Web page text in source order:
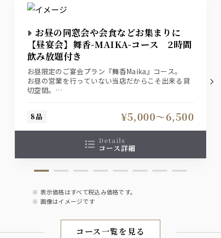
お昼の同窓会や会食などお集まりに
【昼宴会】舞香-MAIKA-コース 2時間
飲み放題付き
お昼限定のご宴会プラン『舞香Maika』コース。
お昼の営業を行っていない当店だからこそ出来る貸
切空間。
※季節によりメニュー内容を変更いたします。
※当店はお昼の通常営業を行っておりませんので、
ご開催日の1週間前までにご予約いただけますと幸
8品 ¥5,000〜6,500
details
コース詳細
表示価格はすべて税込み価格です。
画像はイメージです
コース一覧を見る